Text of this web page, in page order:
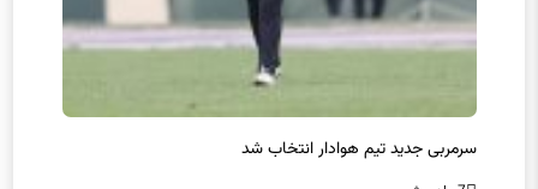
سرمربی جدید تیم هوادار انتخاب شد
7 ماه پیش